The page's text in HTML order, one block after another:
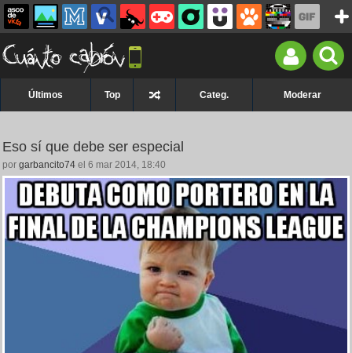
Últimos Top Categ. Moderar
Eso sí que debe ser especial
por garbancito74 el 6 mar 2014, 18:40